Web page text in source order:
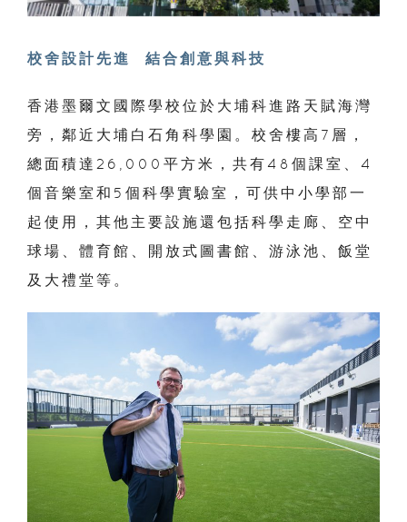
校舍設計先進 結合創意與科技
香港墨爾文國際學校位於大埔科進路天賦海灣
旁，鄰近大埔白石角科學園。校舍樓高7層，
總面積達26,000平方米，共有48個課室、4
個音樂室和5個科學實驗室，可供中小學部一
起使用，其他主要設施還包括科學走廊、空中
球場、體育館、開放式圖書館、游泳池、飯堂
及大禮堂等。